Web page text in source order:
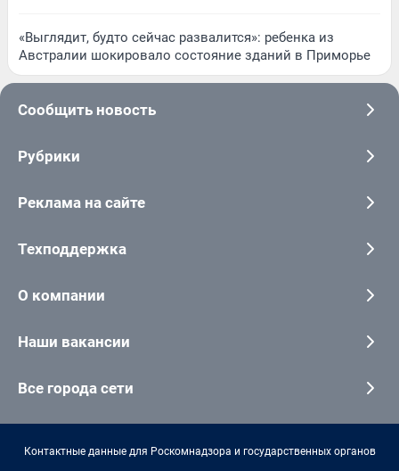
«Выглядит, будто сейчас развалится»: ребенка из
Австралии шокировало состояние зданий в Приморье
Сообщить новость
Рубрики
Реклама на сайте
Техподдержка
О компании
Наши вакансии
Все города сети
Контактные данные для Роскомнадзора и государственных органов